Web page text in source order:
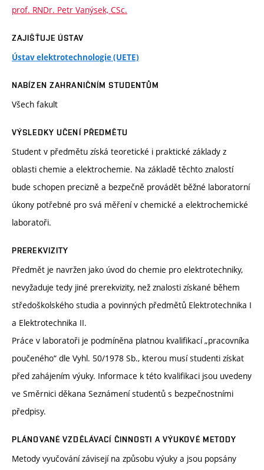
prof. RNDr. Petr Vanýsek, CSc.
ZAJIŠŤUJE ÚSTAV
Ústav elektrotechnologie (UETE)
NABÍZEN ZAHRANIČNÍM STUDENTŮM
Všech fakult
VÝSLEDKY UČENÍ PŘEDMĚTU
Student v předmětu získá teoretické i praktické základy z
oblasti chemie a elektrochemie. Na základě těchto znalostí
bude schopen precizně a bezpečně provádět běžné laboratorní
úkony potřebné pro svá měření v chemické a elektrochemické
laboratoři.
PREREKVIZITY
Předmět je navržen jako úvod do chemie pro elektrotechniky,
nevyžaduje tedy jiné prerekvizity, než znalosti získané během
středoškolského studia a povinných předmětů Elektrotechnika I
a Elektrotechnika II.
Práce v laboratoři je podmíněna platnou kvalifikací „pracovníka
poučeného“ dle Vyhl. 50/1978 Sb., kterou musí studenti získat
před zahájením výuky. Informace k této kvalifikaci jsou uvedeny
ve Směrnici děkana Seznámení studentů s bezpečnostními
předpisy.
PLÁNOVANÉ VZDĚLÁVACÍ ČINNOSTI A VÝUKOVÉ METODY
Metody vyučování závisejí na způsobu výuky a jsou popsány